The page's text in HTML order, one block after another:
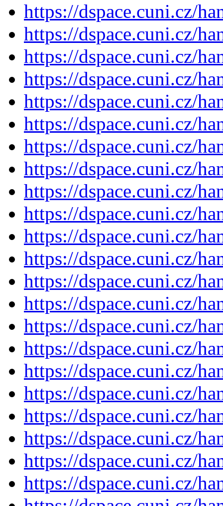
https://dspace.cuni.cz/
https://dspace.cuni.cz/
https://dspace.cuni.cz/
https://dspace.cuni.cz/
https://dspace.cuni.cz/
https://dspace.cuni.cz/
https://dspace.cuni.cz/
https://dspace.cuni.cz/
https://dspace.cuni.cz/
https://dspace.cuni.cz/
https://dspace.cuni.cz/
https://dspace.cuni.cz/
https://dspace.cuni.cz/
https://dspace.cuni.cz/
https://dspace.cuni.cz/
https://dspace.cuni.cz/
https://dspace.cuni.cz/
https://dspace.cuni.cz/
https://dspace.cuni.cz/
https://dspace.cuni.cz/
https://dspace.cuni.cz/
https://dspace.cuni.cz/